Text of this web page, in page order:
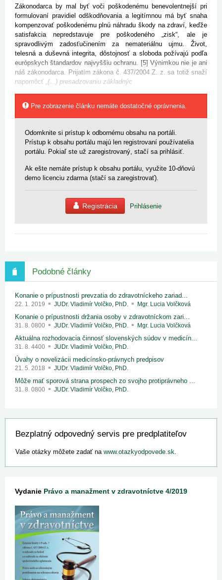
Zákonodarca by mal byť voči poškodenému benevolentnejší pri
formulovaní pravidiel odškodňovania a legitímnou má byť snaha
kompenzovať poškodenému plnú náhradu škody na zdraví, keďže
satisfakcia nepredstavuje pre poškodeného „zisk“, ale je
spravodlivým zadosťučinením za nemateriálnu ujmu. Život,
telesná a duševná integrita, dôstojnosť a sloboda požívajú podľa
európskych štandardov najvyššiu ochranu. [5] Výnimkou nie je ani
náš zákonodarca. Prijatím zákona č. 437/2004 Z. z. sa totiž snaží
napomôcť „(...) presadzovaniu základnýc
Pre zobrazenie článku nemáte dostatočné oprávnenia.
Odomknite si prístup k odbornému obsahu na portáli.
Prístup k obsahu portálu majú len registrovaní používatelia
portálu. Pokiaľ ste už zaregistrovaný, stačí sa prihlásiť.
Ak ešte nemáte prístup k obsahu portálu, využite 10-dňovú
demo licenciu zdarma (stačí sa zaregistrovať).
Registrácia Prihlásenie
Podobné články
Konanie o prípustnosti prevzatia do zdravotníckeho zariad...
22. 1. 2019 JUDr. Vladimír Volčko, PhD. Mgr. Lucia Volčková
Konanie o prípustnosti držania osoby v zdravotníckom zari...
31. 8. 0800 JUDr. Vladimír Volčko, PhD. Mgr. Lucia Volčková
Aktuálna rozhodovacia činnosť slovenských súdov v medicín...
31. 8. 4400 JUDr. Vladimír Volčko, PhD.
Úvahy o novelizácii medicínsko-právnych predpisov
21. 5. 2018 JUDr. Vladimír Volčko, PhD.
Môže mať sporová strana prospech zo svojho protiprávneho ...
31. 8. 0800 JUDr. Vladimír Volčko, PhD.
Bezplatný odpovedný servis pre predplatiteľov
Vaše otázky môžete zadať na www.otazkyodpovede.sk.
Vydanie Právo a manažment v zdravotníctve 4/2019